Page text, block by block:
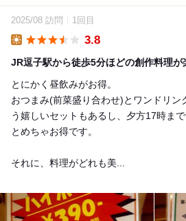
2025/08 訪問 1回目
3.8
JR逗子駅から徒歩5分ほどの創作料理が
とにかく昼飲みがお得。
おつまみ(前菜盛り合わせ)とワンドリン
う嬉しいセットもあるし、夕方17時ま
とめちゃお得です。
それに、料理がどれも美...